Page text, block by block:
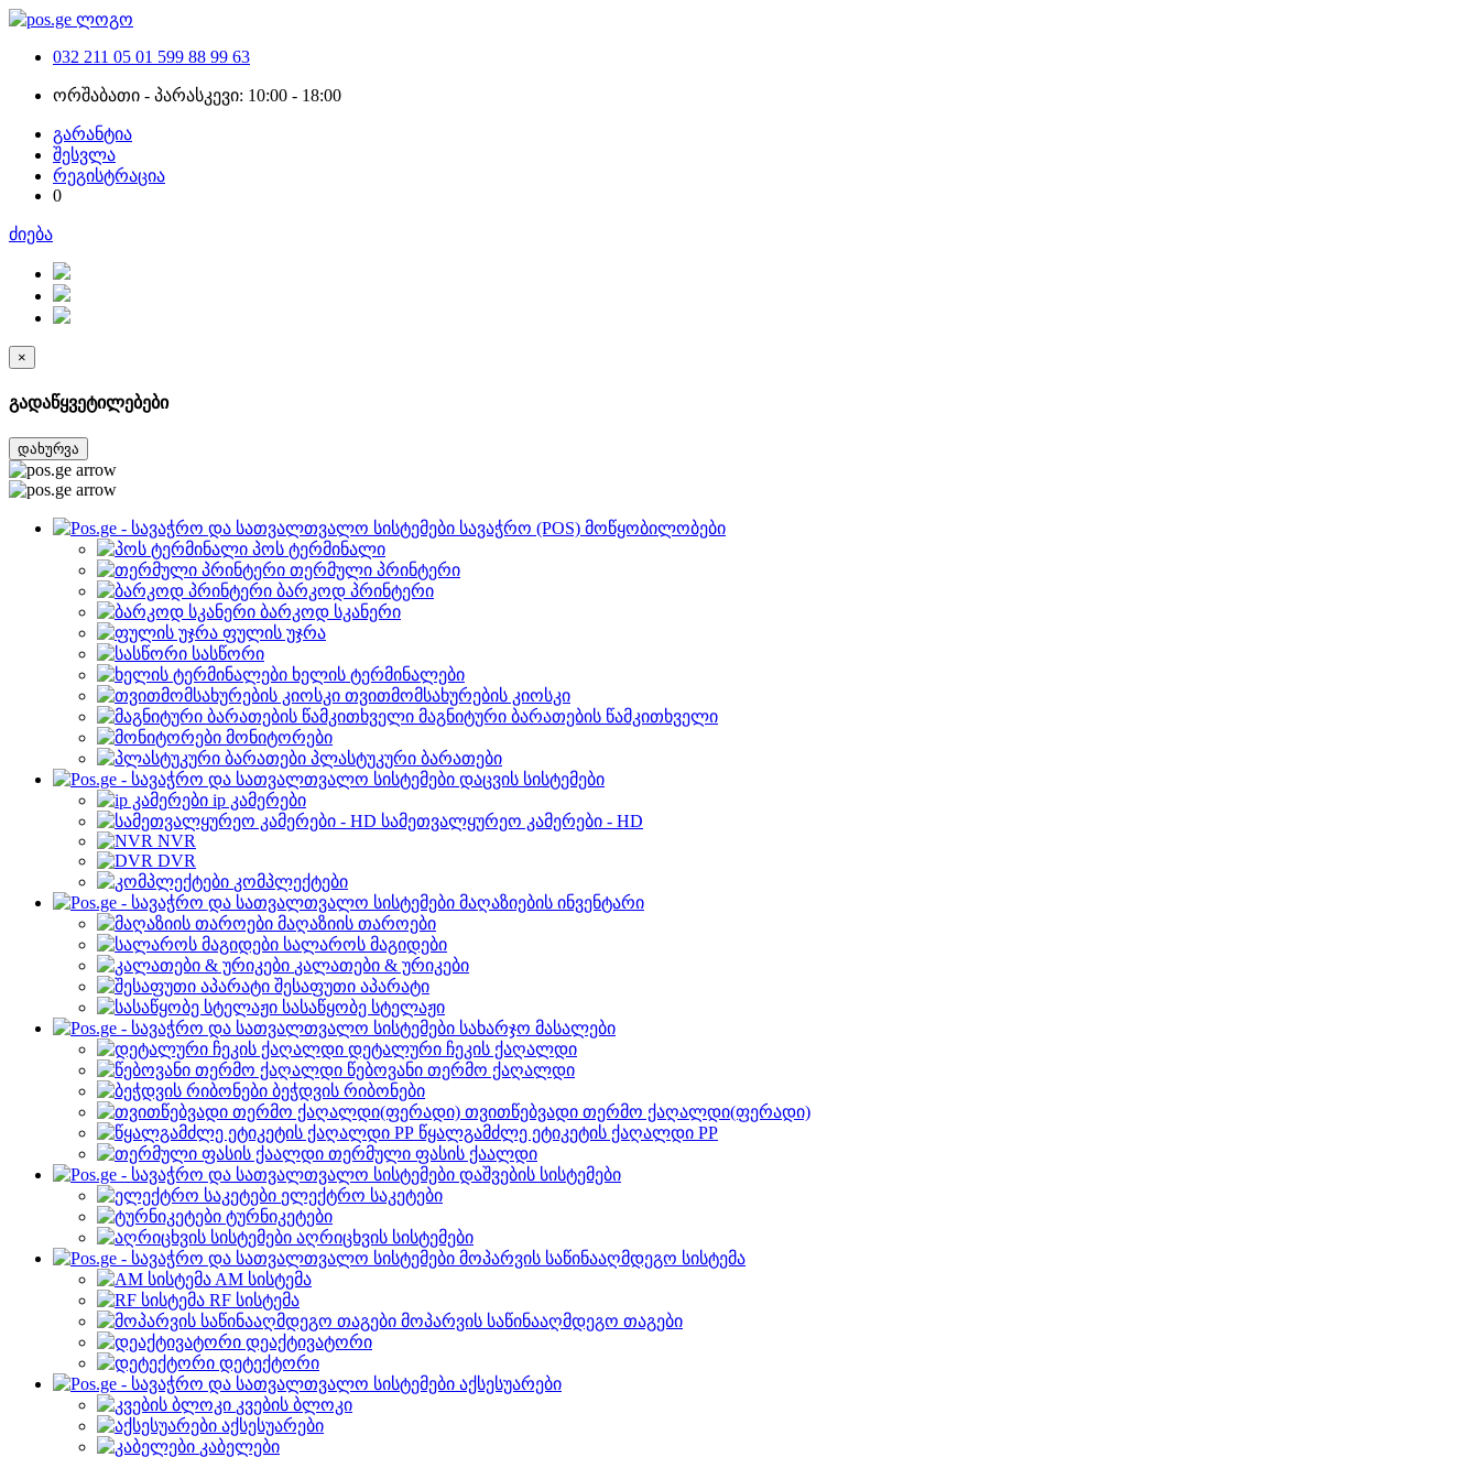
032 211 05 01 599 88 99 63
ორშაბათი - პარასკევი: 10:00 - 18:00
გარანტია
შესვლა
რეგისტრაცია
0
ძიება
×
გადაწყვეტილებები
დახურვა
სავაჭრო (POS) მოწყობილობები
პოს ტერმინალი
თერმული პრინტერი
ბარკოდ პრინტერი
ბარკოდ სკანერი
ფულის უჯრა
სასწორი
ხელის ტერმინალები
თვითმომსახურების კიოსკი
მაგნიტური ბარათების წამკითხველი
მონიტორები
პლასტუკური ბარათები
დაცვის სისტემები
ip კამერები
სამეთვალყურეო კამერები - HD
NVR
DVR
კომპლექტები
მაღაზიების ინვენტარი
მაღაზიის თაროები
სალაროს მაგიდები
კალათები & ურიკები
შესაფუთი აპარატი
სასაწყობე სტელაჟი
სახარჯო მასალები
დეტალური ჩეკის ქაღალდი
წებოვანი თერმო ქაღალდი
ბეჭდვის რიბონები
თვითწებვადი თერმო ქაღალდი(ფერადი)
წყალგამძლე ეტიკეტის ქაღალდი PP
თერმული ფასის ქაალდი
დაშვების სისტემები
ელექტრო საკეტები
ტურნიკეტები
აღრიცხვის სისტემები
მოპარვის საწინააღმდეგო სისტემა
AM სისტემა
RF სისტემა
მოპარვის საწინააღმდეგო თაგები
დეაქტივატორი
დეტექტორი
აქსესუარები
კვების ბლოკი
აქსესუარები
კაბელები